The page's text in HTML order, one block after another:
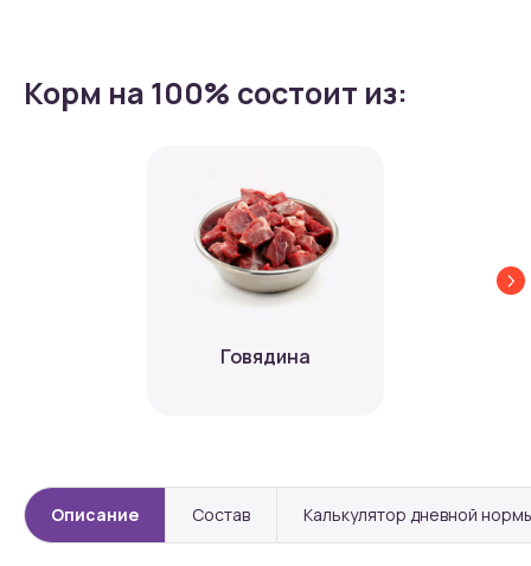
Корм на 100% состоит из:
Говядина
Описание Состав Калькулятор дневной